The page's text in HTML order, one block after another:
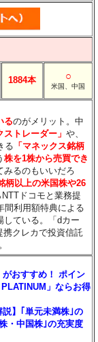
1884本 ○
米国、中国
るのがメリット。中
ストレーダー」や、
る 「マネックス銘柄
株を1株から売買でき
みるのもいいだろ
柄以上の米国株や26
ドコモと業務提
間利用額特典による
している。「dカー
携クレカで投資信託
おすすめ！ ポイン
」ならお得
】｢単元未満株｣の
・中国株｣の充実度